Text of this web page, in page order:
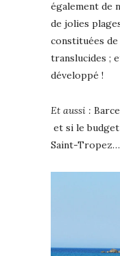
également de
de jolies
constituées
translucides ;
développé !
Et aussi :
et si le
Saint-Tropez…